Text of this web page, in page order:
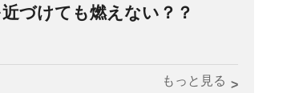
づけても燃えない？？
もっと見る